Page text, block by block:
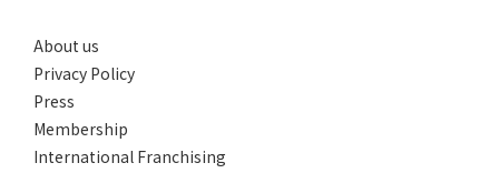
About us
Privacy Policy
Press
Membership
International Franchising